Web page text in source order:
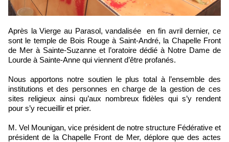
Après la Vierge au Parasol, vandalisée en fin avril dernier, ce
sont le temple de Bois Rouge à Saint-André, la Chapelle Front
de Mer à Sainte-Suzanne et l’oratoire dédié à Notre Dame de
Lourde à Sainte-Anne qui viennent d’être profanés.
Nous apportons notre soutien le plus total à l’ensemble des
institutions et des personnes en charge de la gestion de ces
sites religieux ainsi qu’aux nombreux fidèles qui s’y rendent
pour s’y recueillir et prier.
M. Vel Mounigan, vice président de notre structure Fédérative et
président de la Chapelle Front de Mer, déplore que des actes